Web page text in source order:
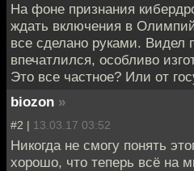
На фоне признания
ждать включения в
все сделано руками. Видел
впечатлился, особливо
Это все частное? Или от
biozon »
#2 | 13.03.17 03:52
Никогда не смогу понять
хорошо, что теперь всё на